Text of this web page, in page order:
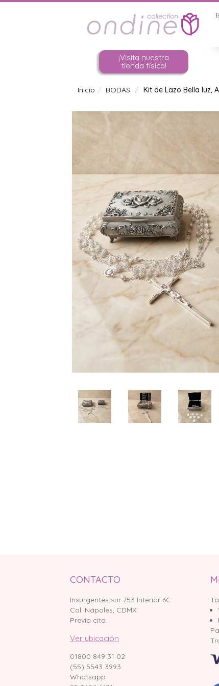
¡Visita nuestra
tienda física!
Inicio BODAS Kit de Lazo Bella luz,
CONTACTO
Insurgentes sur 753 Interior 6C
Col. Nápoles, CDMX.
Previa cita.
Ver ubicación
01800 849 31 02
(55) 5543 3993
Whatsapp